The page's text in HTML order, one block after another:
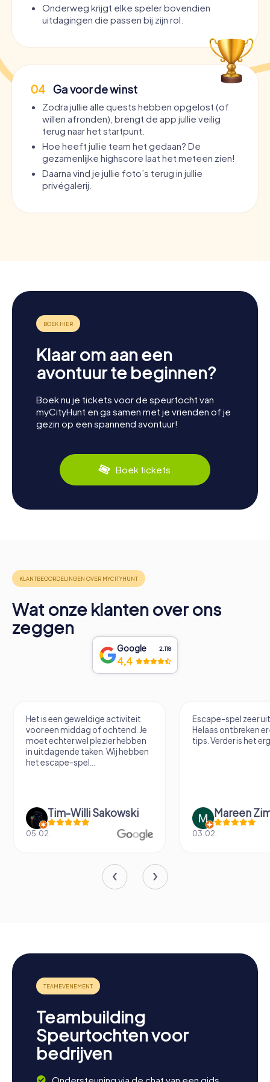
Onderweg krijgt elke speler bovendien
uitdagingen die passen bij zijn rol.
04 Ga voor de winst
Zodra jullie alle quests hebben opgelost (of
willen afronden), brengt de app jullie veilig
terug naar het startpunt.
Hoe heeft jullie team het gedaan? De
gezamenlijke highscore laat het meteen zien!
Daarna vind je jullie foto’s terug in jullie
privégalerij.
Klaar om aan een
avontuur te beginnen?
Boek nu je tickets voor de speurtocht van
myCityHunt en ga samen met je vrienden of je
gezin op een spannend avontuur!
Boek tickets
Wat onze klanten over ons
zeggen
Google 2.118
4,4
Het is een geweldige activiteit
voor een middag of ochtend. Je
moet echter wel plezier hebben
in uitdagende taken. Wij hebben
het escape-spel...
Tim-Willi Sakowski
05.02.
Escape-spel zeer
Helaas ontbreken er
tips. Verder is het
Mareen
03.02.
Teambuilding
Speurtochten voor
bedrijven